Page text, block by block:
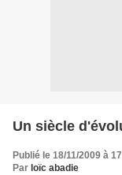
Un siècle
Publié le 18/11/2009 à
Par loïc abadie